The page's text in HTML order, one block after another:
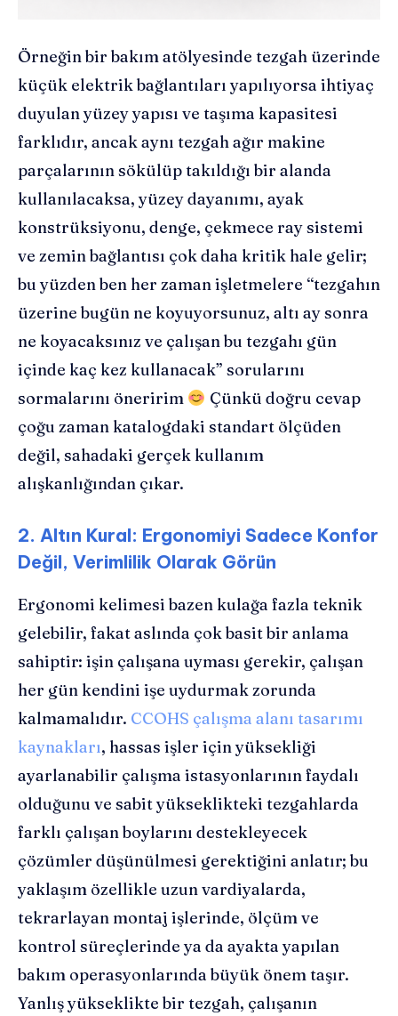
Örneğin bir bakım atölyesinde tezgah üzerinde
küçük elektrik bağlantıları yapılıyorsa ihtiyaç
duyulan yüzey yapısı ve taşıma kapasitesi
farklıdır, ancak aynı tezgah ağır makine
parçalarının sökülüp takıldığı bir alanda
kullanılacaksa, yüzey dayanımı, ayak
konstrüksiyonu, denge, çekmece ray sistemi
ve zemin bağlantısı çok daha kritik hale gelir;
bu yüzden ben her zaman işletmelere “tezgahın
üzerine bugün ne koyuyorsunuz, altı ay sonra
ne koyacaksınız ve çalışan bu tezgahı gün
içinde kaç kez kullanacak” sorularını
sormalarını öneririm
Çünkü doğru cevap
çoğu zaman katalogdaki standart ölçüden
değil, sahadaki gerçek kullanım
alışkanlığından çıkar.
2. Altın Kural: Ergonomiyi Sadece Konfor
Değil, Verimlilik Olarak Görün
Ergonomi kelimesi bazen kulağa fazla teknik
gelebilir, fakat aslında çok basit bir anlama
sahiptir: işin çalışana uyması gerekir, çalışan
her gün kendini işe uydurmak zorunda
kalmamalıdır. CCOHS çalışma alanı tasarımı
kaynakları, hassas işler için yüksekliği
ayarlanabilir çalışma istasyonlarının faydalı
olduğunu ve sabit yükseklikteki tezgahlarda
farklı çalışan boylarını destekleyecek
çözümler düşünülmesi gerektiğini anlatır; bu
yaklaşım özellikle uzun vardiyalarda,
tekrarlayan montaj işlerinde, ölçüm ve
kontrol süreçlerinde ya da ayakta yapılan
bakım operasyonlarında büyük önem taşır.
Yanlış yükseklikte bir tezgah, çalışanın